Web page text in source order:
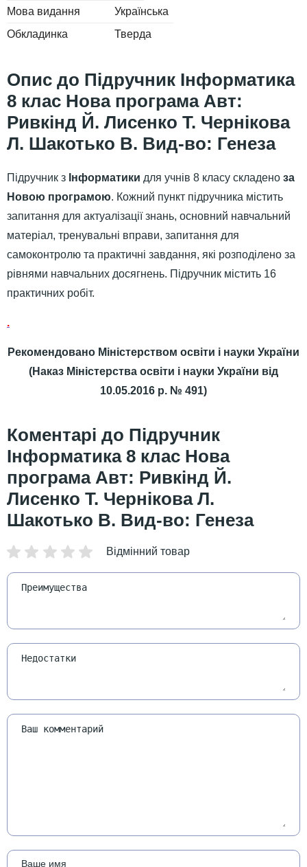
Мова видання
Українська
Обкладинка
Тверда
Підручник Інформатика
8 клас Нова програма Авт:
Ривкінд Й. Лисенко Т. Чернікова
Л. Шакотько В. Вид-во: Генеза
Підручник з Інформатики для учнів 8 класу складено за
Новою програмою. Кожний пункт підручника містить
запитання для актуалізації знань, основний навчальний
матеріал, тренувальні вправи, запитання для
самоконтролю та практичні завдання, які розподілено за
рівнями навчальних досягнень. Підручник містить 16
практичних робіт.
.
Рекомендовано Міністерством освіти і науки України
(Наказ Міністерства освіти і науки України від
10.05.2016 р. № 491)
Підручник
Інформатика 8 клас Нова
програма Авт: Ривкінд Й.
Лисенко Т. Чернікова Л.
Шакотько В. Вид-во: Генеза